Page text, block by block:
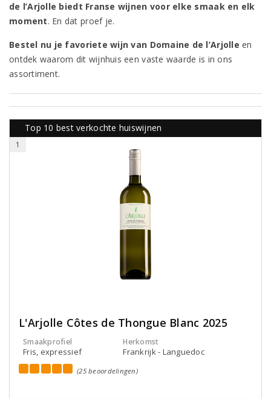
de l’Arjolle biedt Franse wijnen voor elke smaak en elk
moment. En dat proef je.
Bestel nu je favoriete wijn van Domaine de l’Arjolle en
ontdek waarom dit wijnhuis een vaste waarde is in ons
assortiment.
Top 10 best verkochte huiswijnen
1
L'Arjolle Côtes de Thongue Blanc 2025
Smaakprofiel
Fris, expressief
Herkomst
Frankrijk - Languedoc
(25 beoordelingen)